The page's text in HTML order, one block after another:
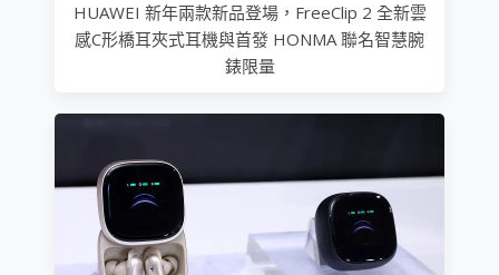
HUAWEI 新年兩款新品登場，FreeClip 2 全新雲
感C形橋耳夾式耳機與首發 HONMA 聯名智慧腕
錶限量